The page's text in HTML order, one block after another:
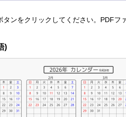
タンをクリックしてください。PDFフ
)